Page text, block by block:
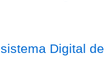
Digital de